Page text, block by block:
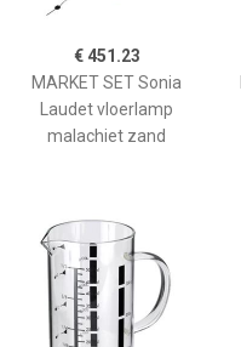
€ 451.23
MARKET SET Sonia
Laudet vloerlamp
malachiet zand